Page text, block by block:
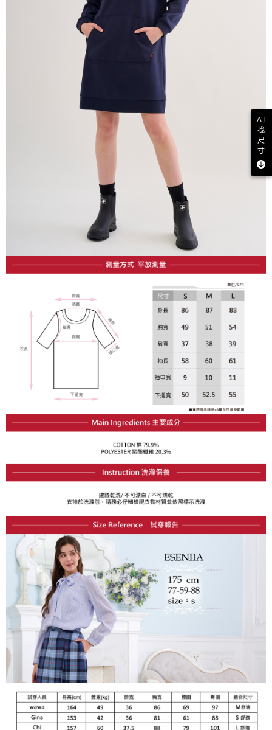
AI
找
尺
寸